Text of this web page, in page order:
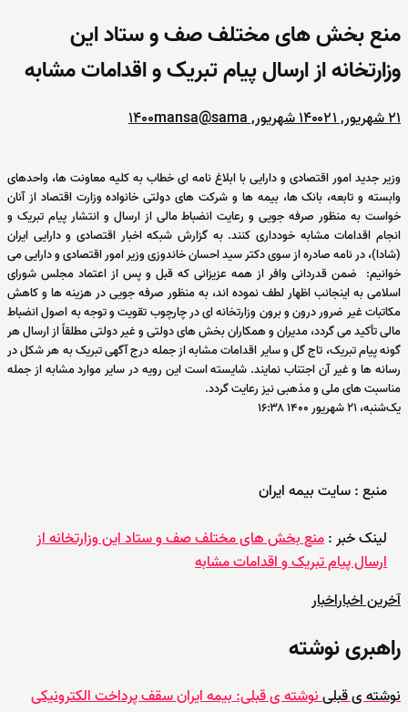
منع بخش های مختلف صف و ستاد این
وزارتخانه از ارسال پیام تبریک و اقدامات مشابه
۲۱ شهریور, ۱۴۰۰ ۲۱ شهریور, ۱۴۰۰ mansa@sama
وزیر جدید امور اقتصادی و دارایی با ابلاغ نامه ای خطاب به کلیه معاونت ها، واحدهای
وابسته و تابعه، بانک ها، بیمه ها و شرکت های دولتی خانواده وزارت اقتصاد از آنان
خواست به منظور صرفه جویی و رعایت انضباط مالی از ارسال و انتشار پیام تبریک و
انجام اقدامات مشابه خودداری کنند. به گزارش شبکه اخبار اقتصادی و دارایی ایران
(شادا)، در نامه صادره از سوی دکتر سید احسان خاندوزی وزیر امور اقتصادی و دارایی می
خوانیم: ضمن قدردانی وافر از همه عزیزانی که قبل و پس از اعتماد مجلس شورای
اسلامی به اینجانب اظهار لطف نموده اند، به منظور صرفه جویی در هزینه ها و کاهش
مکاتبات غیر ضرور درون و برون وزارتخانه ای در چارچوب تقویت و توجه به اصول انضباط
مالی تأکید می گردد، مدیران و همکاران بخش های دولتی و غیر دولتی مطلقاً از ارسال هر
گونه پیام تبریک، تاج گل و سایر اقدامات مشابه از جمله درج آگهی تبریک به هر شکل در
رسانه ها و غیر آن اجتناب نمایند. شایسته است این رویه در سایر موارد مشابه از جمله
مناسبت های ملی و مذهبی نیز رعایت گردد.
یک‌شنبه، ۲۱ شهریور ۱۴۰۰ ۱۶:۳۸
منبع : سایت بیمه ایران
لینک خبر :منع بخش های مختلف صف و ستاد این وزارتخانه از
ارسال پیام تبریک و اقدامات مشابه
آخرین اخباراخبار
راهبری نوشته
نوشته ی قبلینوشته ی قبلی:بیمه ایران سقف پرداخت الکترونیکی